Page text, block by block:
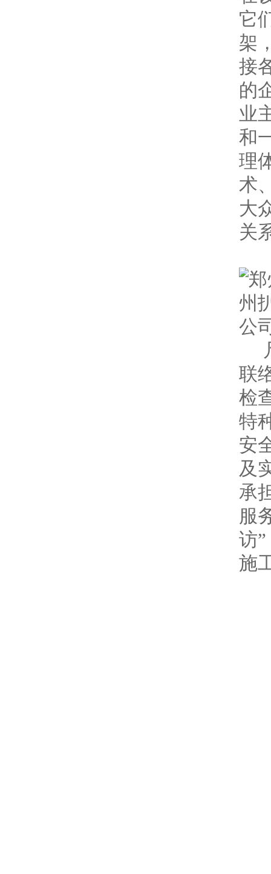
它
架
接
的
业
和
理
术
大
关
联
检
特
安
及
承
服
访”
施